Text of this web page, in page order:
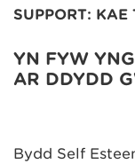
SUPPORT: KAE
YN FYW
AR DDYDD
Bydd Self